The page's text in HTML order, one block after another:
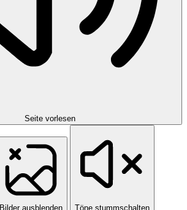
Seite vorlesen
Bilder ausblenden Töne stummschalten